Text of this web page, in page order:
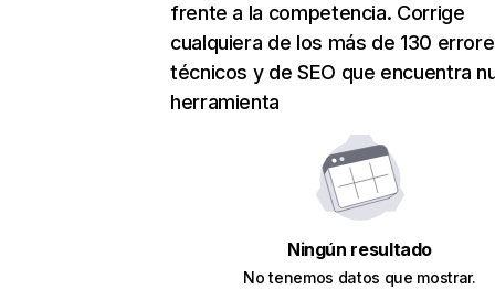
frente a la competencia. Corrige
cualquiera de los más de 130
técnicos y de SEO que encuentra
herramienta
Ningún resultado
No tenemos datos que mostrar.